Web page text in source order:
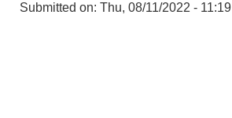
Submitted on: Thu, 08/11/2022 - 11:19